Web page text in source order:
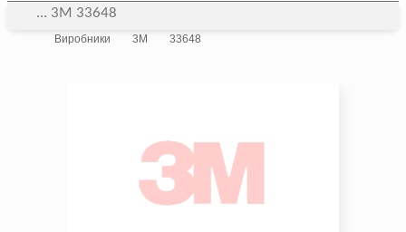
... 3M 33648
Виробники 3M 33648